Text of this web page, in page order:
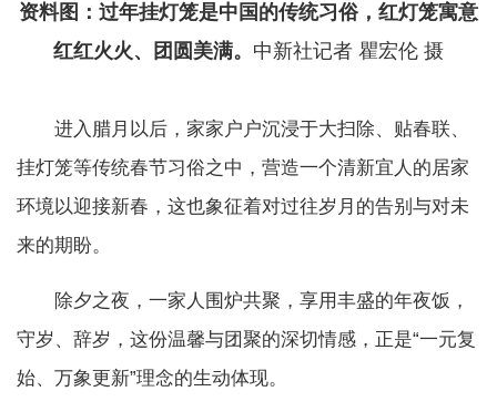
资料图：过年挂灯笼是中国的传统习俗，红灯笼寓意
红红火火、团圆美满。 中新社记者 瞿宏伦 摄
进入腊月以后，家家户户沉浸于大扫除、贴春联、
挂灯笼等传统春节习俗之中，营造一个清新宜人的居家
环境以迎接新春，这也象征着对过往岁月的告别与对未
来的期盼。
除夕之夜，一家人围炉共聚，享用丰盛的年夜饭，
守岁、辞岁，这份温馨与团聚的深切情感，正是“一元复
始、万象更新”理念的生动体现。